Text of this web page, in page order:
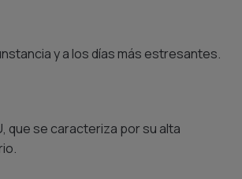
y a los días más estresantes.
que se caracteriza por su alta